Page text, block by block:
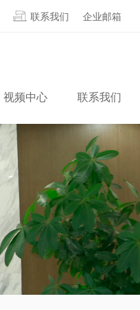
联系我们 企业邮箱
视频中心 联系我们